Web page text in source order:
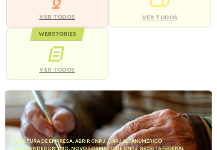
VER TODOS VER TODOS
WEBSTORIES
VER TODOS
ABERTURA DE EMPRESA, ABRIR CNPJ,CNPJ ALFANUMÉRICO,
EMPREENDEDORISMO, NOVO FORMATO DE CNPJ,RECEITA FEDERAL